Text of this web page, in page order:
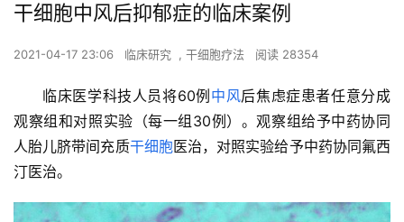
干细胞中风后抑郁症的临床案例
2021-04-17 23:06 临床研究 , 干细胞疗法 阅读 28354
临床医学科技人员将60例 中风后焦虑症患者任意分成
观察组和对照实验（每一组30例）。观察组给予中药协同
人胎儿脐带间充质干细胞医治，对照实验给予中药协同氟西
汀医治。